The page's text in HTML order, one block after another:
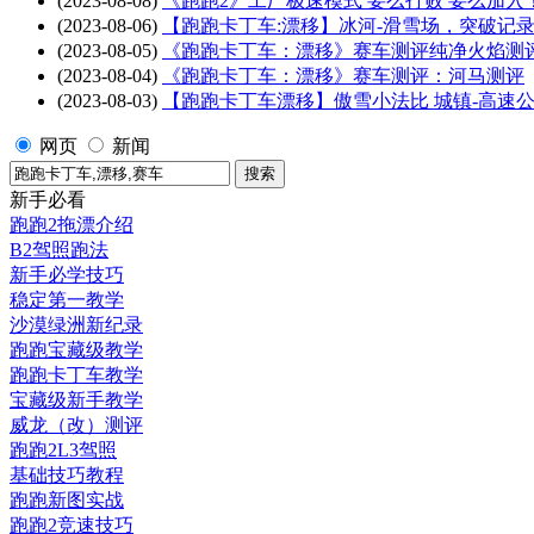
(2023-08-06)
【跑跑卡丁车:漂移】冰河-滑雪场，突破记录
(2023-08-05)
《跑跑卡丁车：漂移》赛车测评纯净火焰测
(2023-08-04)
《跑跑卡丁车：漂移》赛车测评：河马测评
(2023-08-03)
【跑跑卡丁车漂移】傲雪小法比 城镇-高速
网页 新闻
新手必看
跑跑2拖漂介绍
B2驾照跑法
新手必学技巧
稳定第一教学
沙漠绿洲新纪录
跑跑宝藏级教学
跑跑卡丁车教学
宝藏级新手教学
威龙（改）测评
跑跑2L3驾照
基础技巧教程
跑跑新图实战
跑跑2竞速技巧